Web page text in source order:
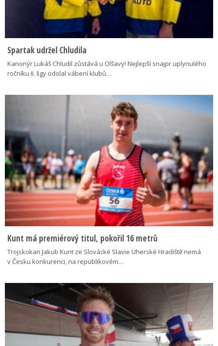
Spartak udržel Chludila
Kanonýr Lukáš Chludil zůstává u Olšavy! Nejlepší snajpr uplynulého
ročníku II. ligy odolal vábení klubů…
Kunt má premiérový titul, pokořil 16 metrů
Trojskokan Jakub Kunt ze Slovácké Slavie Uherské Hradiště nemá
v Česku konkurenci, na republikovém…